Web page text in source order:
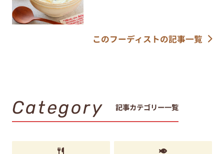
このフーディストの記事一覧
Category 記事カテゴリー一覧